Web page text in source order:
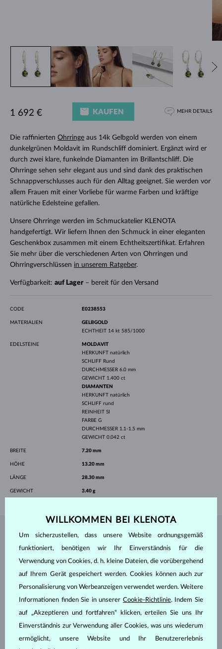
Die raffinierten Ohrringeaus 14k Gelbgold werden von einem
dunkelgrünen Moldavit im Rundschliff dominiert. Ergänzt wird er
durch zwei klare, funkelnde Diamanten im Brillantschliff. Die
Ohrringe sehen sehr elegant aus und sind dank des praktischen
Schnappverschlusses auch für den Alltag geeignet. Sie werden vor
allem Frauen mit einer Vorliebe für warme Farben und kräftige
natürliche Edelsteine gefallen.
Unsere Ohrringe werden im Schmuckatelier KLENOTA
handgefertigt. Wir liefern Ihnen den Schmuck in einer eleganten
Geschenkbox zusammen mit einem Echtheitszertifikat. Erfahren
Sie mehr über die verschiedenen Arten von Ohrringen und
Ohrringverschlüssen in unserem Ratgeber.
Verfügbarkeit: auf Lager– bereit für den Versand
1 692 € KAUFEN MEHR DETAILS
CODE E0238553
MATERIALIEN
GELBGOLD
ECHTHEIT 14 kt 585/1000
EDELSTEINE
MOLDAVIT
HERKUNFT natürlich
SCHLIFF Rund
DURCHMESSER 6.0 mm
GEWICHT 1.400 ct
DIAMANTEN
HERKUNFT natürlich
SCHLIFF rund
REINHEIT SI
FARBE G
DURCHMESSER 1.1-1.5 mm
GEWICHT 0.042 ct
BREITE 7.20 mm
HÖHE 13.20 mm
LÄNGE 28.30 mm
GEWICHT 3.40 g
SCHMUCK AUS DEMKLENOTA ATELIER
WILLKOMMEN BEI KLENOTA
Um sicherzustellen, dass unsere Website ordnungsgemäß
funktioniert, benötigen wir Ihr Einverständnis für die
Verwendung von Cookies, d. h. kleine Dateien, die vorübergehend
auf Ihrem Gerät gespeichert werden. Cookies können auch zur
Personalisierung von Werbeanzeigen verwendet werden. Weitere
Informationen finden Sie in unserer Cookie-Richtlinie. Indem Sie
auf „Akzeptieren und fortfahren“ klicken, erteilen Sie uns Ihr
Einverständnis zur Verwendung aller Cookies, was uns wiederum
ermöglicht, unsere Website und Ihr Benutzererlebnis